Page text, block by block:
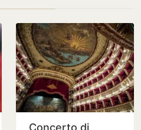
Concerto di